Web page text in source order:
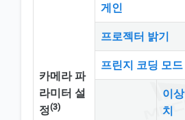
카메라 파
라미터 설
정(3)
게인
프로젝터 밝기
프린지 코딩 모드
이상
치